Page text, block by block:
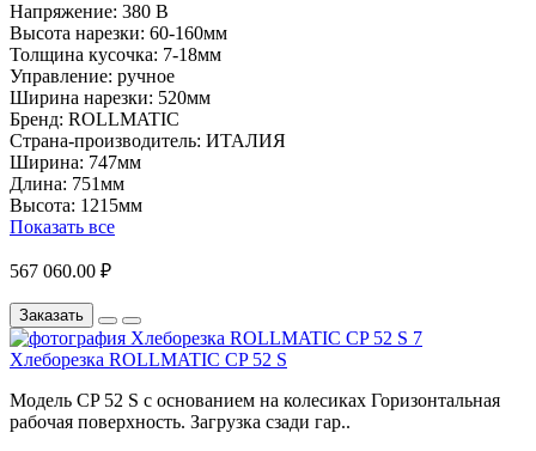
Напряжение: 380 В
Высота нарезки: 60-160мм
Толщина кусочка: 7-18мм
Управление: ручное
Ширина нарезки: 520мм
Бренд: ROLLMATIC
Страна-производитель: ИТАЛИЯ
Ширина: 747мм
Длина: 751мм
Высота: 1215мм
Показать все
567 060.00 ₽
Заказать
Хлеборезка ROLLMATIC CP 52 S
Модель CP 52 S с основанием на колесиках Горизонтальная
рабочая поверхность. Загрузка сзади гар..